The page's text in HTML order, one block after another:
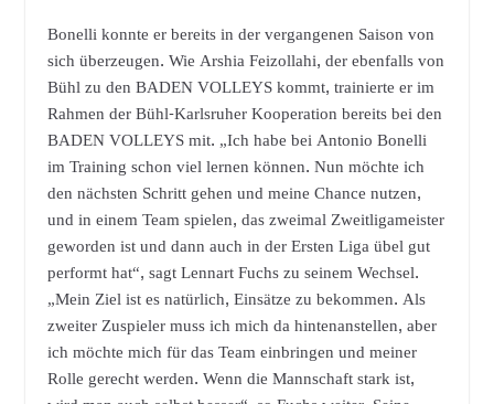
Bonelli konnte er bereits in der vergangenen Saison von
sich überzeugen. Wie Arshia Feizollahi, der ebenfalls von
Bühl zu den BADEN VOLLEYS kommt, trainierte er im
Rahmen der Bühl-Karlsruher Kooperation bereits bei den
BADEN VOLLEYS mit. „Ich habe bei Antonio Bonelli
im Training schon viel lernen können. Nun möchte ich
den nächsten Schritt gehen und meine Chance nutzen,
und in einem Team spielen, das zweimal Zweitligameister
geworden ist und dann auch in der Ersten Liga übel gut
performt hat“, sagt Lennart Fuchs zu seinem Wechsel.
„Mein Ziel ist es natürlich, Einsätze zu bekommen. Als
zweiter Zuspieler muss ich mich da hintenanstellen, aber
ich möchte mich für das Team einbringen und meiner
Rolle gerecht werden. Wenn die Mannschaft stark ist,